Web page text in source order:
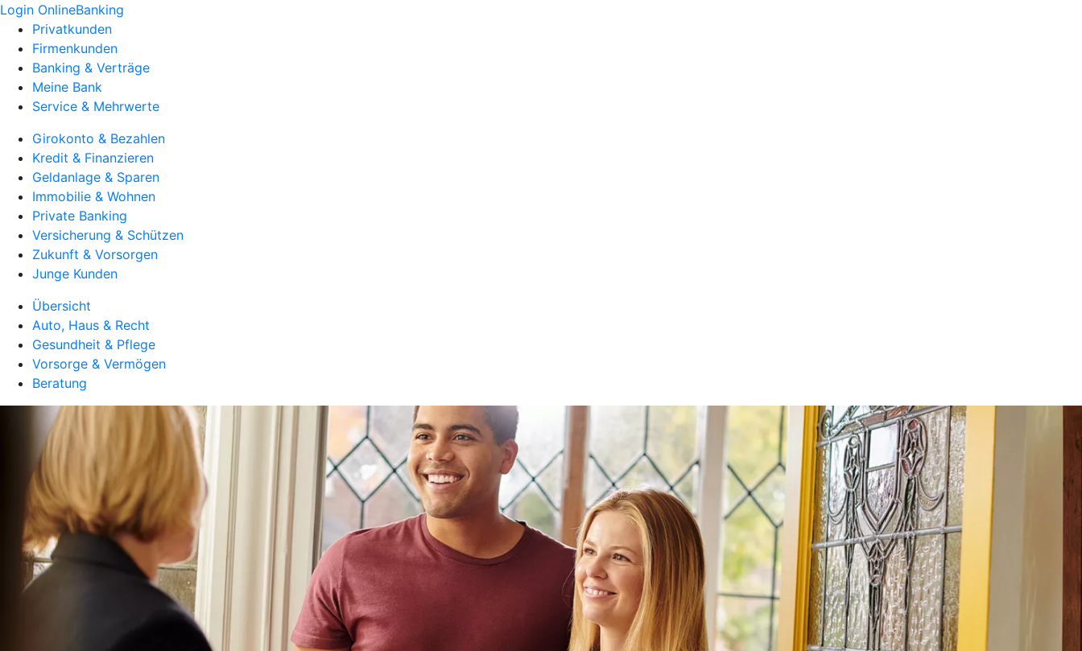
Login OnlineBanking
Privatkunden
Firmenkunden
Banking & Verträge
Meine Bank
Service & Mehrwerte
Girokonto & Bezahlen
Kredit & Finanzieren
Geldanlage & Sparen
Immobilie & Wohnen
Private Banking
Versicherung & Schützen
Zukunft & Vorsorgen
Junge Kunden
Übersicht
Auto, Haus & Recht
Gesundheit & Pflege
Vorsorge & Vermögen
Beratung